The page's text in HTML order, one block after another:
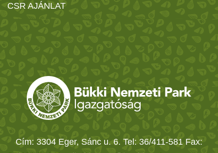
CSR AJÁNLAT
Cím: 3304 Eger, Sánc u. 6. Tel: 36/411-581 Fax: